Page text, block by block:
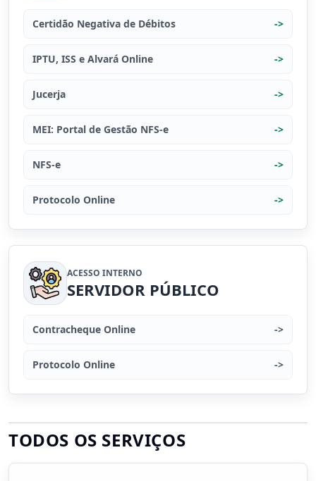
Certidão Negativa de Débitos ->
IPTU, ISS e Alvará Online ->
Jucerja ->
MEI: Portal de Gestão NFS-e ->
NFS-e ->
Protocolo Online ->
ACESSO INTERNO
SERVIDOR PÚBLICO
Contracheque Online ->
Protocolo Online ->
TODOS OS SERVIÇOS